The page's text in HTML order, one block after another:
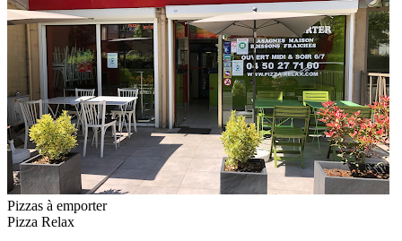
Pizzas à emporter
Pizza Relax